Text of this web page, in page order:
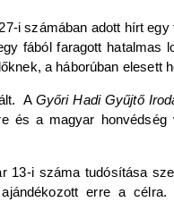
i számában adott hírt
fából faragott
a háborúban elesett
A Győri Hadi Gyűjtő
és a magyar
13-i száma tudósítása
erre a